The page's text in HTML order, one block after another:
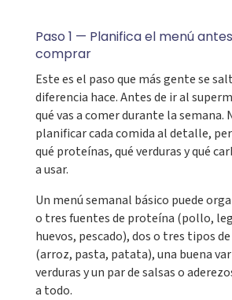
Paso 1 — Planifica el menú
comprar
Este es el paso que más gente se
diferencia hace. Antes de ir al
qué vas a comer durante la semana.
planificar cada comida al detalle,
qué proteínas, qué verduras y qué
a usar.
Un menú semanal básico puede
o tres fuentes de proteína (pollo,
huevos, pescado), dos o tres tipos
(arroz, pasta, patata), una buena
verduras y un par de salsas o
a todo.